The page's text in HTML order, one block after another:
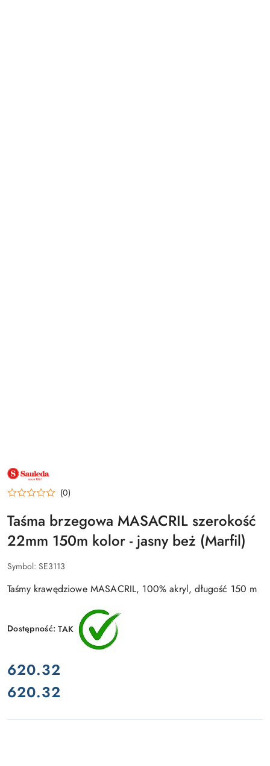
NAZWA
PRODUCENTA:
SAULEDA (0)
Taśma brzegowa MASACRIL szerokość
22mm 150m kolor - jasny beż (Marfil)
Symbol: SE3113
Taśmy krawędziowe MASACRIL, 100% akryl, długość 150 m
Dostępność:TAK
cena:
620.32
Cena:
620.32